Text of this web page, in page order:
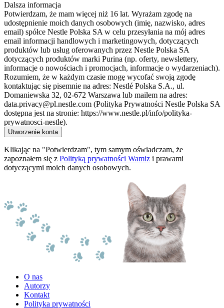
Dalsza informacja
Potwierdzam, że mam więcej niż 16 lat. Wyrażam zgodę na
udostępnienie moich danych osobowych (imię, nazwisko, adres
email) spółce Nestle Polska SA w celu przesyłania na mój adres
email informacji handlowych i marketingowych, dotyczących
produktów lub usług oferowanych przez Nestle Polska SA
dotyczących produktów marki Purina (np. oferty, newslettery,
informacje o nowościach i promocjach, informacje o wydarzeniach).
Rozumiem, że w każdym czasie mogę wycofać swoją zgodę
kontaktując się pisemnie na adres: Nestlé Polska S.A., ul.
Domaniewska 32, 02-672 Warszawa lub mailem na adres:
data.privacy@pl.nestle.com (Polityka Prywatności Nestle Polska SA
dostępna jest na stronie: https://www.nestle.pl/info/polityka-
prywatnosci-nestle).
Utworzenie konta
Klikając na "Potwierdzam", tym samym oświadczam, że
zapoznałem się z Polityką prywatności Wamiz i prawami
dotyczącymi moich danych osobowych.
O nas
Autorzy
Kontakt
Polityka prywatności